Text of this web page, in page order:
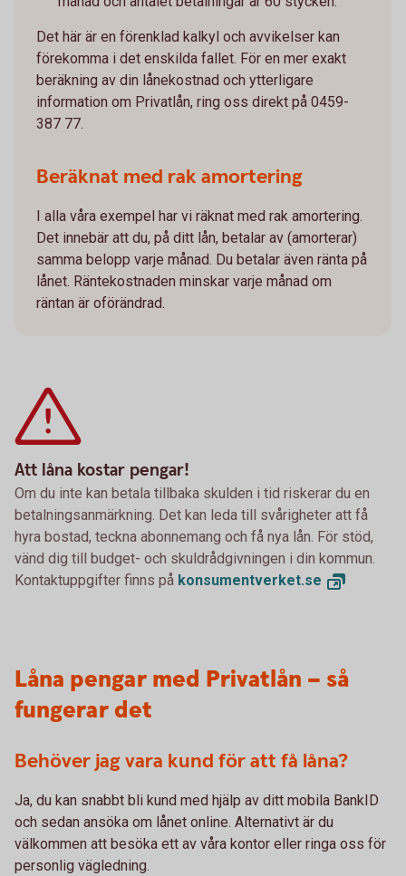
Det här är en förenklad kalkyl och avvikelser kan
förekomma i det enskilda fallet. För en mer exakt
beräkning av din lånekostnad och ytterligare
information om Privatlån, ring oss direkt på 0459-
387 77.
Beräknat med rak amortering
I alla våra exempel har vi räknat med rak amortering.
Det innebär att du, på ditt lån, betalar av (amorterar)
samma belopp varje månad. Du betalar även ränta på
lånet. Räntekostnaden minskar varje månad om
räntan är oförändrad.
Att låna kostar pengar!
Om du inte kan betala tillbaka skulden i tid riskerar du en
betalningsanmärkning. Det kan leda till svårigheter att få
hyra bostad, teckna abonnemang och få nya lån. För stöd,
vänd dig till budget- och skuldrådgivningen i din kommun.
Kontaktuppgifter finns på konsumentverket.se
Låna pengar med Privatlån – så
fungerar det
Behöver jag vara kund för att få låna?
Ja, du kan snabbt bli kund med hjälp av ditt mobila BankID
och sedan ansöka om lånet online. Alternativt är du
välkommen att besöka ett av våra kontor eller ringa oss för
personlig vägledning.